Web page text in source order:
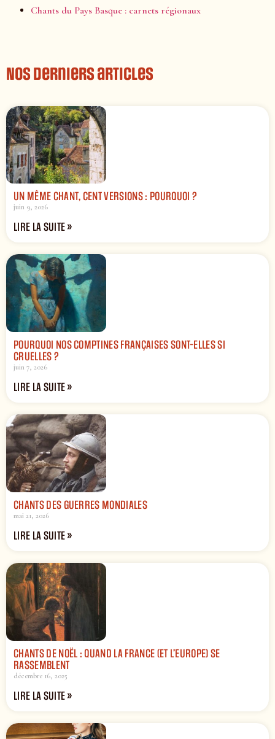
Chants du Pays Basque : carnets régionaux
Nos derniers articles
UN MÊME CHANT, CENT VERSIONS : POURQUOI ?
juin 9, 2026
LIRE LA SUITE »
POURQUOI NOS COMPTINES FRANÇAISES SONT-ELLES SI
CRUELLES ?
juin 7, 2026
LIRE LA SUITE »
CHANTS DES GUERRES MONDIALES
mai 21, 2026
LIRE LA SUITE »
CHANTS DE NOËL : QUAND LA FRANCE (ET L’EUROPE) SE
RASSEMBLENT
décembre 16, 2025
LIRE LA SUITE »